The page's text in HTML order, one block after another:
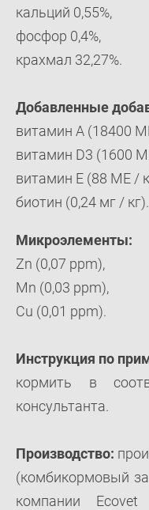
кальций 0,55%,
фосфор 0,4%,
крахмал 32,27%.
Добавленные
витамин A (18400
витамин D3 (1600
витамин E (88 МЕ /
биотин (0,24 мг / кг).
Mикроэлементы:
Zn (0,07 ppm),
Mn (0,03 ppm),
Cu (0,01 ppm).
Инструкция по
кормить в
консультанта.
Производство:
(комбикормовый
компании Ecovet